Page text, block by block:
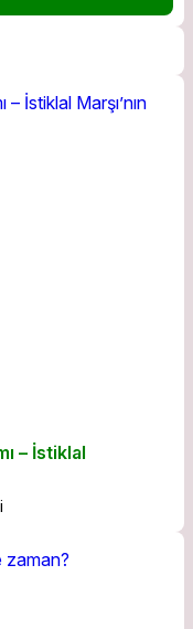
– İstiklal